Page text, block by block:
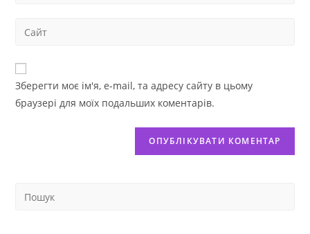
Зберегти моє ім'я, e-mail, та адресу сайту в цьому
браузері для моїх подальших коментарів.